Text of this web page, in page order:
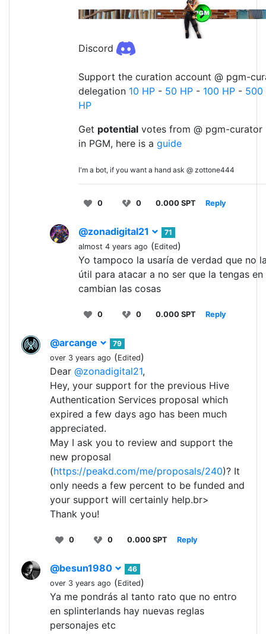
Discord
Support the curation account @ pgm-
delegation 10 HP - 50 HP - 100 HP - 500
HP
Get potential votes from @ pgm-curator
in PGM, here is a guide
I'm a bot, if you want a hand ask @ zottone444
0 0 0.000 SPT Reply
@zonadigital21
71
almost 4 years ago (Edited)
Yo tampoco la usaría de verdad que no
útil para atacar a no ser que la tengas
cambian las cosas
0 0 0.000 SPT Reply
@arcange
79
over 3 years ago (Edited)
Dear @zonadigital21,
Hey, your support for the previous Hive
Authentication Services proposal which
expired a few days ago has been much
appreciated.
May I ask you to review and support the
new proposal
(https://peakd.com/me/proposals/240)? It
only needs a few percent to be funded and
your support will certainly help.br>
Thank you!
0 0 0.000 SPT Reply
@besun1980
46
over 3 years ago (Edited)
Ya me pondrás al tanto rato que no entro
en splinterlands hay nuevas reglas
personajes etc